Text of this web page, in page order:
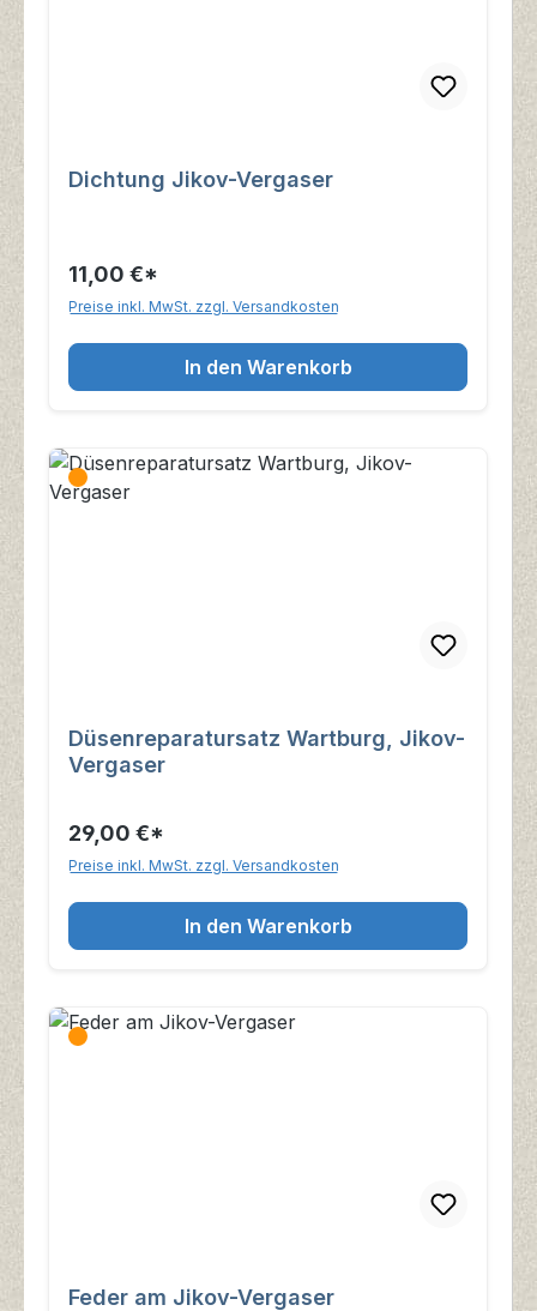
Dichtung Jikov-Vergaser
11,00 €*
Preise inkl. MwSt. zzgl. Versandkosten
In den Warenkorb
Düsenreparatursatz Wartburg, Jikov-
Vergaser
29,00 €*
Preise inkl. MwSt. zzgl. Versandkosten
In den Warenkorb
Feder am Jikov-Vergaser